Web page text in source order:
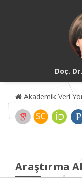
Doç.
Akademik Veri
Araştırma